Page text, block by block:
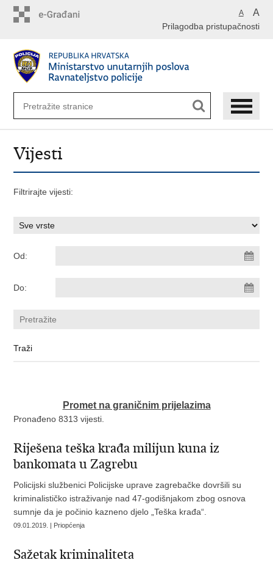
A A
Prilagodba pristupačnosti
Vijesti
Filtrirajte vijesti:
Od:
Do:
Promet na graničnim prijelazima
Pronađeno 8313 vijesti.
Riješena teška krađa milijun kuna iz
bankomata u Zagrebu
Policijski službenici Policijske uprave zagrebačke dovršili su
kriminalističko istraživanje nad 47-godišnjakom zbog osnova
sumnje da je počinio kazneno djelo „Teška krađa“.
09.01.2019. | Priopćenja
Sažetak kriminaliteta